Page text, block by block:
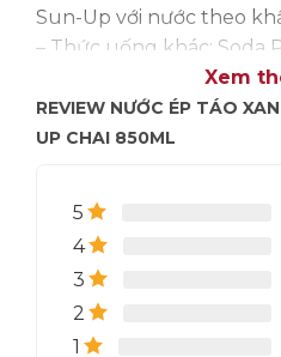
Sun-Up với nước theo
– Thức uống khác: Soda
Smoothies, Yoghurt,
– Các món tráng miệng:
Cream Topping, Pastry
Xem
REVIEW NƯỚC ÉP TÁO
UP CHAI 850ML
5
4
3
2
1